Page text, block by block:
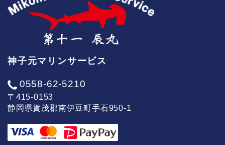
神子元マリンサービス
0558-62-5210
〒415-0153
静岡県賀茂郡南伊豆町手石950-1